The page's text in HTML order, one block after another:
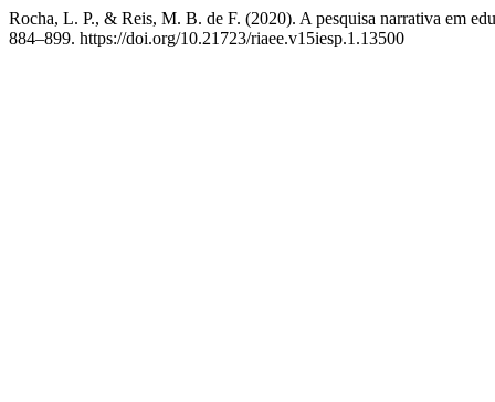
Rocha, L. P., & Reis, M. B. de F. (2020). A pesquisa narrativa em
884–899. https://doi.org/10.21723/riaee.v15iesp.1.13500